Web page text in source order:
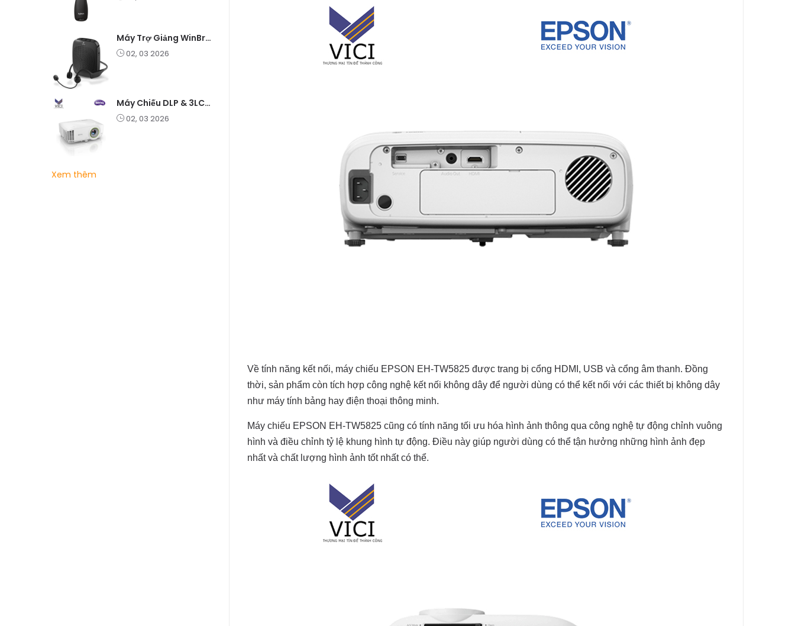
Máy Trợ Giảng WinBridge C007 Không Dây – Pin Lâu, Âm Thanh Rõ
02, 03 2026
Máy Chiếu DLP & 3LCD – Nên Chọn Loại Nào Cho Văn Phòng & Giải Trí?
02, 03 2026
Xem thêm
Về tính năng kết nối, máy chiếu EPSON EH-TW5825 được trang bị cổng HDMI, USB và cổng âm thanh. Đồng
thời, sản phẩm còn tích hợp công nghệ kết nối không dây để người dùng có thể kết nối với các thiết bị không dây
như máy tính bảng hay điện thoại thông minh.
Máy chiếu EPSON EH-TW5825 cũng có tính năng tối ưu hóa hình ảnh thông qua công nghệ tự động chỉnh vuông
hình và điều chỉnh tỷ lệ khung hình tự động. Điều này giúp người dùng có thể tận hưởng những hình ảnh đẹp
nhất và chất lượng hình ảnh tốt nhất có thể.